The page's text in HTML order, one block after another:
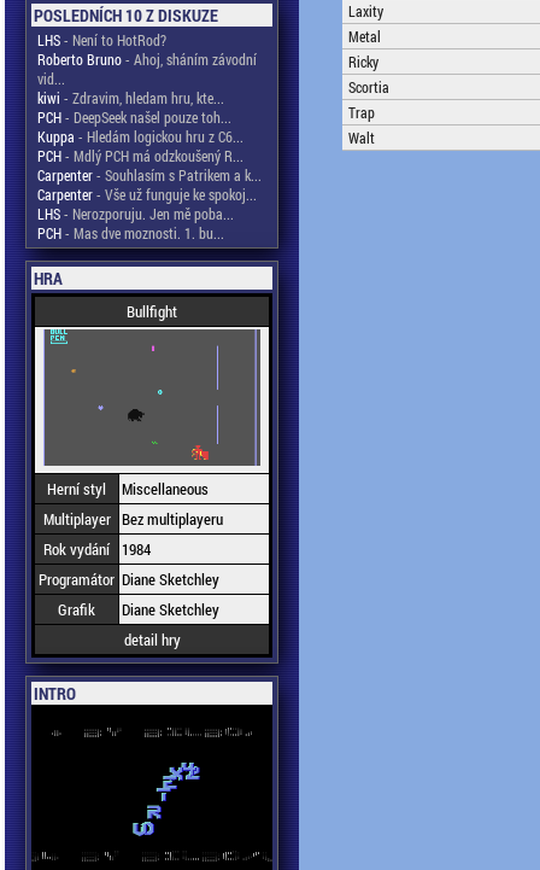
POSLEDNÍCH 10 Z DISKUZE
LHS- Není to HotRod?
Roberto Bruno- Ahoj, sháním závodní
vid...
kiwi - Zdravim, hledam hru, kte...
PCH- DeepSeek našel pouze toh...
Kuppa - Hledám logickou hru z C6...
PCH- Mdlý PCH má odzkoušený R...
Carpenter- Souhlasím s Patrikem a k...
Carpenter- Vše už funguje ke spokoj...
LHS- Nerozporuju. Jen mě poba...
PCH- Mas dve moznosti. 1. bu...
HRA
Bullfight
Herní styl
Miscellaneous
Multiplayer Bez multiplayeru
Rok vydání
1984
Programátor Diane Sketchley
Grafik
Diane Sketchley
detail hry
INTRO
Laxity
Metal
Ricky
Scortia
Trap
Walt